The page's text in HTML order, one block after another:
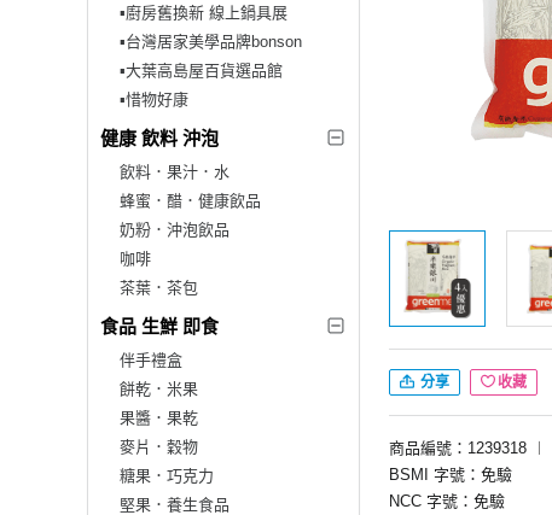
▪︎廚房舊換新 線上鍋具展
▪︎台灣居家美學品牌bonson
▪︎大葉高島屋百貨選品館
▪︎惜物好康
健康 飲料 沖泡
飲料．果汁．水
蜂蜜．醋．健康飲品
奶粉．沖泡飲品
咖啡
茶葉．茶包
食品 生鮮 即食
伴手禮盒
餅乾．米果
果醬．果乾
麥片．穀物
糖果．巧克力
堅果．養生食品
分享 收藏
商品編號：1239318 ︱
BSMI 字號：免驗
NCC 字號：免驗